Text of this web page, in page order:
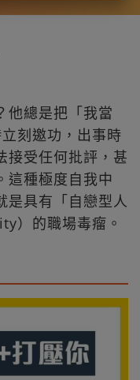
他總是把「我當
刻邀功，出事時
接受任何批評，甚
這種極度自我中
是具有「自戀型人
）的職場毒瘤。